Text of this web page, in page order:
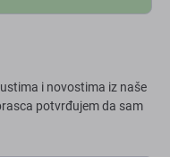
i novostima iz naše
potvrđujem da sam